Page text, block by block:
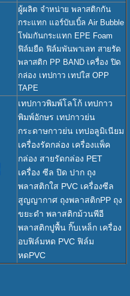
ผู้ผลิต จำหน่าย พลาสติกกัน
กระแทก แอร์บับเบิ้ล Air Bubble
โฟมกันกระแทก EPE Foam
ฟิล์มยืด ฟิล์มพันพาเลท สายรัด
พลาสติก PP BAND เครื่อง ปิด
กล่อง เทปกาว เทปใส OPP
TAPE
เทปกาวพิมพ์โลโก้ เทปกาว
พิมพ์อักษร เทปกาวย่น
กระดาษกาวย่น เทปอลูมิเนียม
เครื่องรัดกล่อง เครื่องแพ็ค
กล่อง สายรัดกล่อง PET
เครื่อง ซีล ปิด ปาก ถุง
พลาสติกใส PVC เครื่องซีล
สูญญากาศ ถุงพลาสติกPP ถุง
ขยะดำ พลาสติกม้วนพีอี
พลาสติกปูพื้น กิ๊บเหล็ก เครื่อง
อบฟิล์มหด PVC ฟิล์ม
หดPVC